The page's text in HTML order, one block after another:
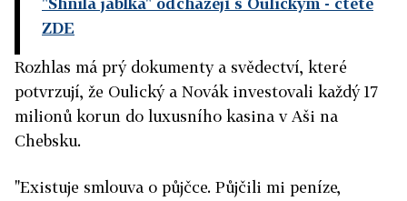
ZDE
Rozhlas má prý dokumenty a svědectví, které
potvrzují, že Oulický a Novák investovali každý 17
milionů korun do luxusního kasina v Aši na
Chebsku.
"Existuje smlouva o půjčce. Půjčili mi peníze,